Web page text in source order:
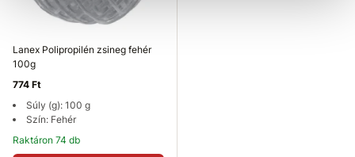
Lanex Polipropilén zsineg fehér
100g
774 Ft
Súly (g): 100 g
Szín: Fehér
Raktáron 74 db